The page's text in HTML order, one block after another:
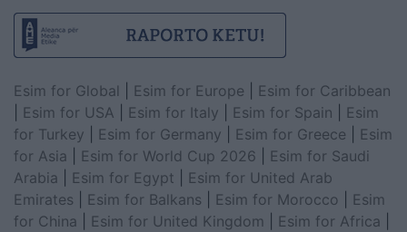
Esim for Global Esim for Europe
Esim for Caribbean
Esim for USA Esim for Italy Esim for Spain
Esim
for Turkey
Esim for Germany Esim for Greece
Esim
for Asia
Esim for World Cup 2026
Esim for Saudi
Arabia
Esim for Egypt
Esim for United Arab
Emirates
Esim for Balkans Esim for Morocco
Esim
for China
Esim for United Kingdom Esim for Africa